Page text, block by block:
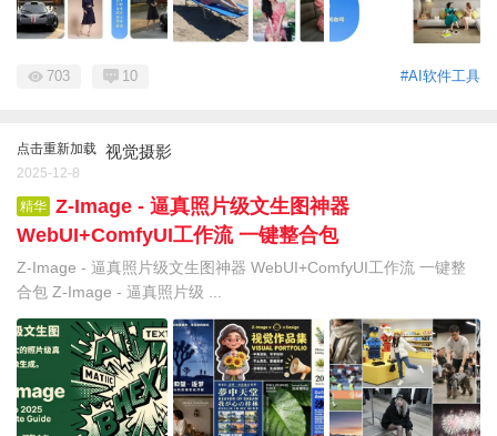
#AI软件工具
703 10
点击重新加载 视觉摄影
2025-12-8
精华 ‌Z-Image - 逼真照片级文生图神器
WebUI+ComfyUI工作流 一键整合包
‌Z-Image - 逼真照片级文生图神器 WebUI+ComfyUI工作流 一键整
合包 ‌Z-Image - 逼真照片级 ...